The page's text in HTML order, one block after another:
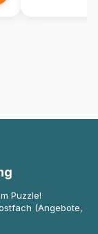
Puzzle!
(Angebote,